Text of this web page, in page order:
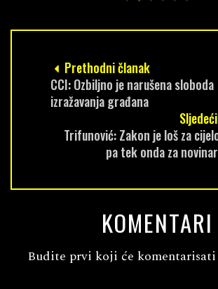
Prethodni članak
CCI: Ozbiljno je narušena sloboda
izražavanja građana
Trifunović: Zakon je loš za
pa tek onda za
KOMENTARI
Budite prvi koji će komentarisati